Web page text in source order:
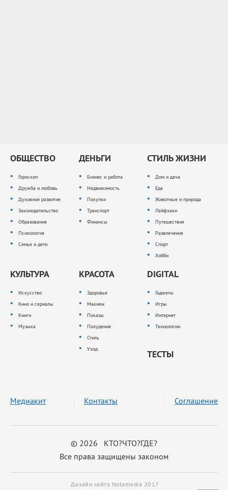
ОБЩЕСТВО
Гороскоп
Дружба и любовь
Духовное развитие
Законодательство
Образование
Психология
Семья и дети
ДЕНЬГИ
Бизнес и работа
Недвижимость
Покупки
Транспорт
Финансы
СТИЛЬ ЖИЗНИ
Дом и дача
Еда
Животные и природа
Лайфхаки
Путешествия
Развлечения
Спорт
Хобби
КУЛЬТУРА
Искусство
Кино и сериалы
Книги
Музыка
КРАСОТА
Здоровье
Макияж
Показы
Похудение
Стиль
Уход
DIGITAL
Гаджеты
Игры
Интернет
Технологии
ТЕСТЫ
© 2026 КТО?ЧТО?ГДЕ?
Все права защищены законом
Медиакит Контакты Соглашение
Дизайн сайта Notamedia 2017